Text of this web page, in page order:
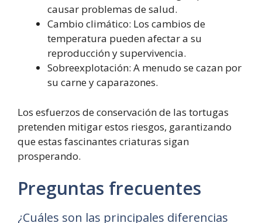
causar problemas de salud.
Cambio climático: Los cambios de
temperatura pueden afectar a su
reproducción y supervivencia.
Sobreexplotación: A menudo se cazan por
su carne y caparazones.
Los esfuerzos de conservación de las tortugas
pretenden mitigar estos riesgos, garantizando
que estas fascinantes criaturas sigan
prosperando.
Preguntas frecuentes
¿Cuáles son las principales diferencias